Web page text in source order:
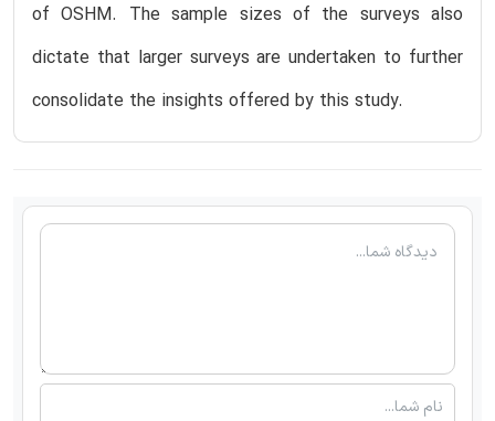
of OSHM. The sample sizes of the surveys also
dictate that larger surveys are undertaken to further
consolidate the insights offered by this study.